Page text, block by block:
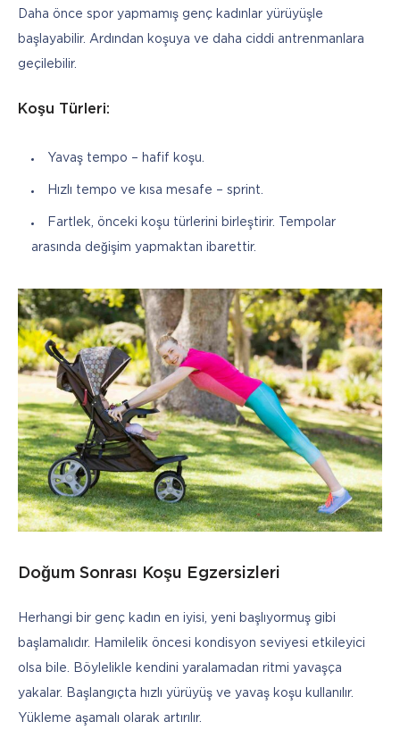
Daha önce spor yapmamış genç kadınlar yürüyüşle
başlayabilir. Ardından koşuya ve daha ciddi antrenmanlara
geçilebilir.
Koşu Türleri:
Yavaş tempo – hafif koşu.
Hızlı tempo ve kısa mesafe – sprint.
Fartlek, önceki koşu türlerini birleştirir. Tempolar
arasında değişim yapmaktan ibarettir.
Doğum Sonrası Koşu Egzersizleri
Herhangi bir genç kadın en iyisi, yeni başlıyormuş gibi
başlamalıdır. Hamilelik öncesi kondisyon seviyesi etkileyici
olsa bile. Böylelikle kendini yaralamadan ritmi yavaşça
yakalar. Başlangıçta hızlı yürüyüş ve yavaş koşu kullanılır.
Yükleme aşamalı olarak artırılır.